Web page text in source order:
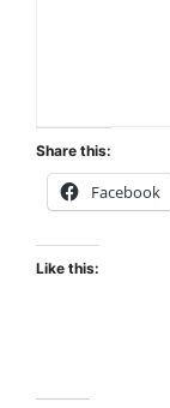
Share this:
Facebook
Like this: